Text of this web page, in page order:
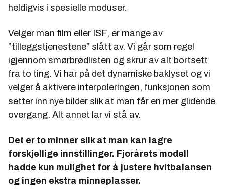
heldigvis i spesielle moduser.
Velger man film eller ISF, er mange av
”tilleggstjenestene” slått av. Vi går som regel
igjennom smørbrødlisten og skrur av alt bortsett
fra to ting. Vi har på det dynamiske baklyset og vi
velger å aktivere interpoleringen, funksjonen som
setter inn nye bilder slik at man får en mer glidende
overgang. Alt annet lar vi stå av.
Det er to minner slik at man kan lagre
forskjellige innstillinger. Fjorårets modell
hadde kun mulighet for å justere hvitbalansen
og ingen ekstra minneplasser.